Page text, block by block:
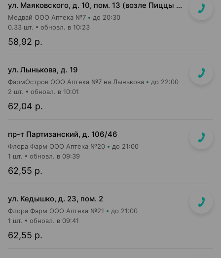
ул. Маяковского, д. 10, пом. 13 (возле Пиццы Мании)
Медвай ООО Аптека №7 до 20:30
58,92 р.
0.33 шт. обновл. в 10:23
ул. Лынькова, д. 19
ФармОстров ООО Аптека №7 на Лынькова до 22:00
62,04 р.
2 шт. обновл. в 10:01
пр-т Партизанский, д. 106/46
Флора Фарм ООО Аптека №20 до 21:00
62,55 р.
1 шт. обновл. в 09:39
ул. Кедышко, д. 23, пом. 2
Флора Фарм ООО Аптека №21 до 21:00
62,55 р.
1 шт. обновл. в 09:41